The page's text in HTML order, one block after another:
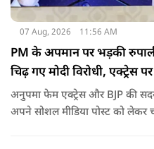
07 Aug, 2026 11:56 AM
PM के अपमान पर भड़की
चिढ़ गए मोदी विरोधी, एक्ट्रेस
अनुपमा फेम एक्ट्रेस और BJP की
अपने सोशल मीडिया पोस्ट को लेकर